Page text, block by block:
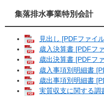
集落排水事業特別会計
見出し [PDFファイ
歳入決算書 [PDFフ
歳出決算書 [PDFフ
歳入事項別明細書
歳出事項別明細書
実質収支に関する調